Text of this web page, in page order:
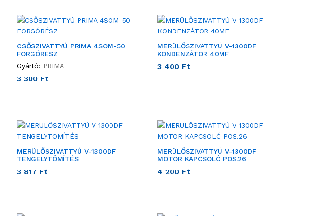
CSŐSZIVATTYÚ PRIMA 4SOM-50
FORGÓRÉSZ
Gyártó: PRIMA
3 300 Ft
MERÜLŐSZIVATTYÚ V-1300DF
KONDENZÁTOR 40MF
3 400 Ft
MERÜLŐSZIVATTYÚ V-1300DF
TENGELYTÖMÍTÉS
3 817 Ft
MERÜLŐSZIVATTYÚ V-1300DF
MOTOR KAPCSOLÓ POS.26
4 200 Ft